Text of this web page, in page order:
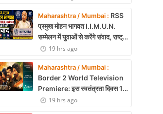
Maharashtra / Mumbai : RSS
प्रमुख मोहन भागवत I.I.M.U.N.
सम्मेलन में युवाओं से करेंगे संवाद, राष्ट्र
निर्माण और नेतृत्व पर रखेंगे विचार
19 hrs ago
Maharashtra / Mumbai :
Border 2 World Television
Premiere: इस स्वतंत्रता दिवस 15
अगस्त को शाम 7:30 बजे सिर्फ Zee
19 hrs ago